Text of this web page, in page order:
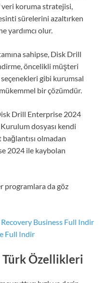
koruma stratejisi,
sürelerini azaltırken
yardımcı olur.
sahipse, Disk Drill
öncelikli müşteri
gibi kurumsal
bir çözümdür.
Drill Enterprise 2024
dosyası kendi
olmadan
2024 ile kaybolan
programlara da göz
Business Full Indir
Full Indir
Türk Özellikleri